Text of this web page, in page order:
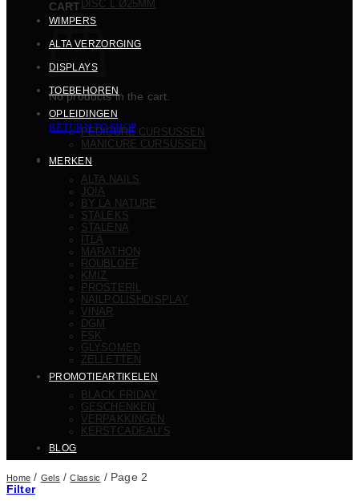
CART
No products in the cart.
RETURN TO SHOP
DISC L Ø25MM
WIMPERS
ALTA VERZORGING
DISPLAYS
TOEBEHOREN
OPLEIDINGEN
PEDICURE CURSUSSEN
MANICURE CURSUSSEN
MERKEN
ALTA NAILS
JOIA
BY LA NATURE
STALEKS
STALENA
ITLA
MARATHON
ROUBLOFF
KMIZ
PROSTERIL
NAILPOLISHDISPLAY
VINAR
DGM
FSK
GLYSOMED
ZELLETTEN
PROMOTIEARTIKELEN
BLACK FRIDAY
GESCHENKEN
VERPAKKINGEN
KERSTCADEAU’S
BLOG
Home / Gels / Classic / Page 2
Filter